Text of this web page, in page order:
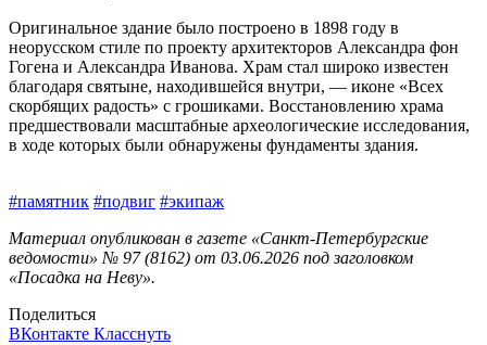
Оригинальное здание было построено в 1898 году в
неорусском стиле по проекту архитекторов Александра фон
Гогена и Александра Иванова. Храм стал широко известен
благодаря святыне, находившейся внутри, — иконе «Всех
скорбящих радость» с грошиками. Восстановлению храма
предшествовали масштабные археологические исследования,
в ходе которых были обнаружены фундаменты здания.
#памятник #подвиг #экипаж
Материал опубликован в газете «Санкт-Петербургские
ведомости» № 97 (8162) от 03.06.2026 под заголовком
«Посадка на Неву».
Поделиться
ВКонтакте Класснуть